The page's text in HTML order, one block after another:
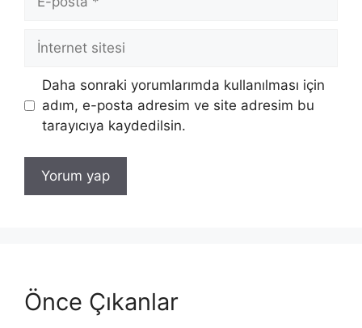
posta
İnternet
Daha sonraki yorumlarımda kullanılması için
adım, e-posta adresim ve site adresim bu
tarayıcıya kaydedilsin.
Önce Çıkanlar